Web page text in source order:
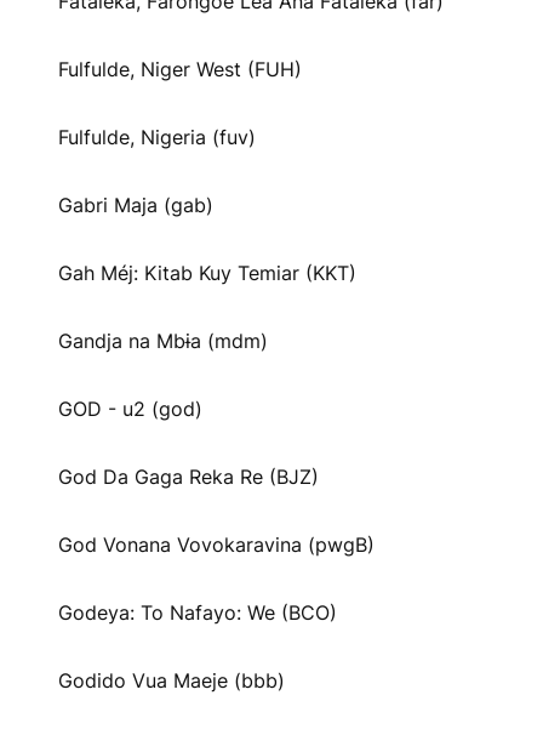
Fulfulde, Niger West (FUH)
Fulfulde, Nigeria (fuv)
Gabri Maja (gab)
Gah Méj: Kitab Kuy Temiar (KKT)
Gandja na Mbɨa (mdm)
GOD - u2 (god)
God Da Gaga Reka Re (BJZ)
God Vonana Vovokaravina (pwgB)
Godeya: To Nafayo: We (BCO)
Godido Vua Maeje (bbb)